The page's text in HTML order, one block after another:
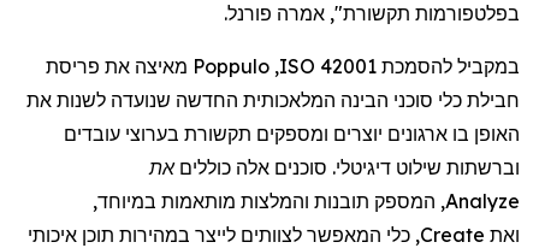
בפלטפורמות תקשורת", אמרה פורנל.
במקביל להסמכת ISO 42001
,
Poppulo מאיצה את פריסת
חבילת כלי סוכני הבינה המלאכותית החדשה שנועדה לשנות את
האופן בו ארגונים יוצרים ומספקים תקשורת בערוצי עובדים
וברשתות שילוט דיגיטלי. סוכנים אלה כוללים את
Analyze
, המספק תובנות והמלצות מותאמות במיוחד,
ואת Create
, כלי המאפשר לצוותים לייצר במהירות תוכן איכותי